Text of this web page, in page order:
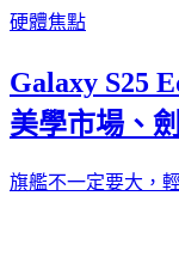
硬體焦點
Galaxy S25
美學市場、
旗艦不一定要大，